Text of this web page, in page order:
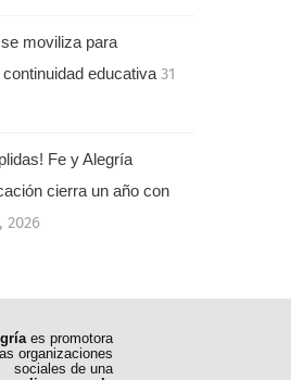
moviliza para
educativa 31
Fe y Alegría
cierra un año con
2026
es promotora
organizaciones
sociales de una